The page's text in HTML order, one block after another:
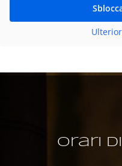
Orari